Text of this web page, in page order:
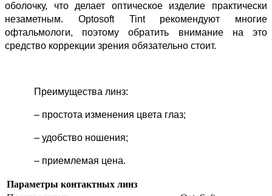
оболочку, что делает оптическое изделие практически
незаметным. Optosoft Tint рекомендуют многие
офтальмологи, поэтому обратить внимание на это
средство коррекции зрения обязательно стоит.
Преимущества линз:
– простота изменения цвета глаз;
– удобство ношения;
– приемлемая цена.
Параметры контактных линз